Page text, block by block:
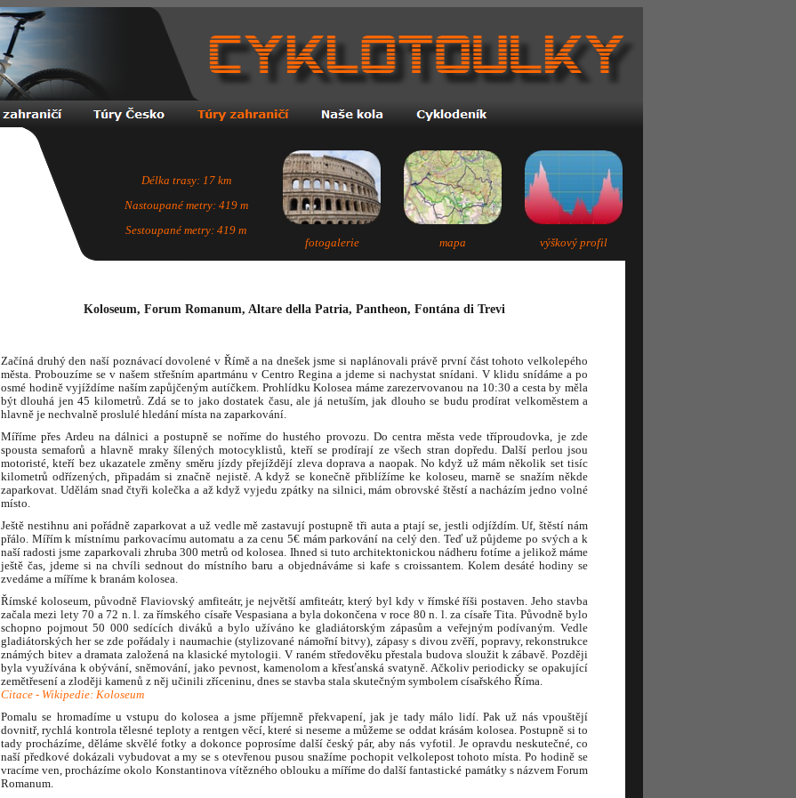
Koloseum, Forum Romanum, Altare della Patria, Pantheon, Fontána di Trevi
Začíná druhý den naší poznávací dovolené v Římě a na dnešek jsme si naplánovali právě první část tohoto velkolepého
města. Probouzíme se v našem střešním apartmánu v Centro Regina a jdeme si nachystat snídani. V klidu snídáme a po
osmé hodině vyjíždíme naším zapůjčeným autíčkem. Prohlídku Kolosea máme zarezervovanou na 10:30 a cesta by měla
být dlouhá jen 45 kilometrů. Zdá se to jako dostatek času, ale já netuším, jak dlouho se budu prodírat velkoměstem a
hlavně je nechvalně proslulé hledání místa na zaparkování.
Míříme přes Ardeu na dálnici a postupně se noříme do hustého provozu. Do centra města vede tříproudovka, je zde
spousta semaforů a hlavně mraky šílených motocyklistů, kteří se prodírají ze všech stran dopředu. Další perlou jsou
motoristé, kteří bez ukazatele změny směru jízdy přejíždějí zleva doprava a naopak. No když už mám několik set tisíc
kilometrů odřízených, připadám si značně nejistě. A když se konečně přiblížíme ke koloseu, marně se snažím někde
zaparkovat. Udělám snad čtyři kolečka a až když vyjedu zpátky na silnici, mám obrovské štěstí a nacházím jedno volné
místo.
Ještě nestihnu ani pořádně zaparkovat a už vedle mě zastavují postupně tři auta a ptají se, jestli odjíždím. Uf, štěstí nám
přálo. Mířím k místnímu parkovacímu automatu a za cenu 5€ mám parkování na celý den. Teď už půjdeme po svých a k
naší radosti jsme zaparkovali zhruba 300 metrů od kolosea. Ihned si tuto architektonickou nádheru fotíme a jelikož máme
ještě čas, jdeme si na chvíli sednout do místního baru a objednáváme si kafe s croissantem. Kolem desáté hodiny se
zvedáme a míříme k branám kolosea.
Římské koloseum, původně Flaviovský amfiteátr, je největší amfiteátr, který byl kdy v římské říši postaven. Jeho stavba
začala mezi lety 70 a 72 n. l. za římského císaře Vespasiana a byla dokončena v roce 80 n. l. za císaře Tita. Původně bylo
schopno pojmout 50 000 sedících diváků a bylo užíváno ke gladiátorským zápasům a veřejným podívaným. Vedle
gladiátorských her se zde pořádaly i naumachie (stylizované námořní bitvy), zápasy s divou zvěří, popravy, rekonstrukce
známých bitev a dramata založená na klasické mytologii. V raném středověku přestala budova sloužit k zábavě. Později
byla využívána k obývání, sněmování, jako pevnost, kamenolom a křesťanská svatyně. Ačkoliv periodicky se opakující
zemětřesení a zloději kamenů z něj učinili zříceninu, dnes se stavba stala skutečným symbolem císařského Říma.
Citace - Wikipedie: Koloseum
Pomalu se hromadíme u vstupu do kolosea a jsme příjemně překvapení, jak je tady málo lidí. Pak už nás vpouštějí
dovnitř, rychlá kontrola tělesné teploty a rentgen věcí, které si neseme a můžeme se oddat krásám kolosea. Postupně si to
tady procházíme, děláme skvělé fotky a dokonce poprosíme další český pár, aby nás vyfotil. Je opravdu neskutečné, co
naší předkové dokázali vybudovat a my se s otevřenou pusou snažíme pochopit velkolepost tohoto místa. Po hodině se
vracíme ven, procházíme okolo Konstantinova vítězného oblouku a míříme do další fantastické památky s názvem Forum
Romanum.
Délka trasy: 17 km
Nastoupané metry: 419 m
Sestoupané metry: 419 m
fotogalerie
mapa výškový profil